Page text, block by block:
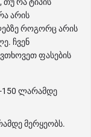
არის
როგორც არის
ჩვენ
ფასების
150 ლარამდე
მერყეობს.